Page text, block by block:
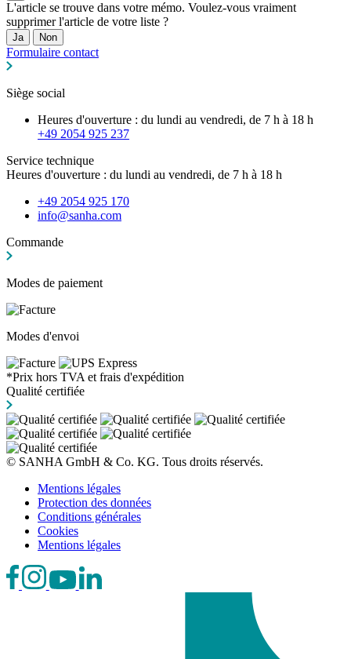
L'article se trouve dans votre mémo. Voulez-vous vraiment
supprimer l'article de votre liste ?
Ja Non
Formulaire contact
Siège social
Heures d'ouverture : du lundi au vendredi, de 7 h à 18 h
+49 2054 925 237
Service technique
Heures d'ouverture : du lundi au vendredi, de 7 h à 18 h
+49 2054 925 170
info@sanha.com
Commande
Modes de paiement
Modes d'envoi
*Prix hors TVA et frais d'expédition
Qualité certifiée
© SANHA GmbH & Co. KG. Tous droits réservés.
Mentions légales
Protection des données
Conditions générales
Cookies
Mentions légales